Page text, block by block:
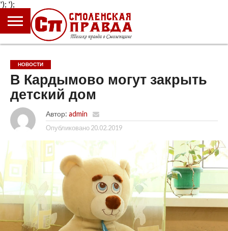
');
ГЛАВНАЯ
НОВОСТИ
ПРОИСШЕСТВИЯ
ПОЛИТИКА
КУЛЬТУРА
ЭКОНОМИКА
ОБЩЕСТВО
БЛОГИ
НОВОСТИ
В Кардымово могут закрыть
детский дом
Автор: admin
Опубликовано 20.02.2019
');